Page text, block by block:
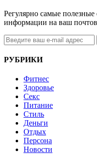
Регулярно самые
информации на ваш
РУБРИКИ
Фитнес
Здоровье
Секс
Питание
Стиль
Деньги
Отдых
Персона
Новости